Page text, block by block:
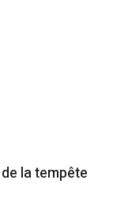
la tempête